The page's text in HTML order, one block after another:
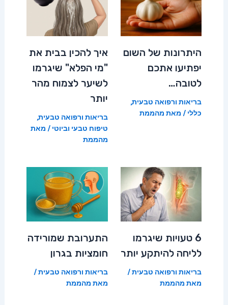
היתרונות של השום
יפתיעו אתכם
לטובה…
בריאות ורפואה טבעית,
כללי / מאת מהממת
איך להכין בבית את
"מי הפלא" שיגרמו
לשיער לצמוח מהר
יותר
בריאות ורפואה טבעית,
טיפוח טבעי וביוטי / מאת
מהממת
6 טעויות שיגרמו
לליחה להיתקע יותר
בריאות ורפואה טבעית/
מאת מהממת
התערובת שמורידה
חומציות בגרון
בריאות ורפואה טבעית/
מאת מהממת